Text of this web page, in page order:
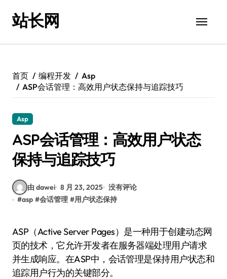
站长网
首页 编程开发
Asp
ASP会话管理：高效用户状态保持与追踪技巧
Asp
ASP会话管理：高效用户状态
保持与追踪技巧
由 dawei 8 月 23, 2025 没有评论
#asp #会话管理 #用户状态保持
ASP（Active Server Pages）是一种用于创建动态网
页的技术，它允许开发者在服务器端处理用户请求
并生成响应。在ASP中，会话管理是保持用户状态和
追踪用户行为的关键部分。